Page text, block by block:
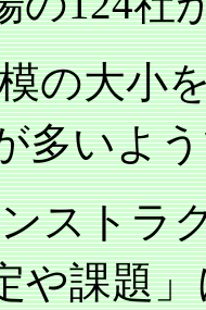
の大小
多いよ
ストラ
や課題